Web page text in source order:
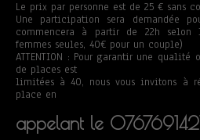
Le prix par personne est de 25 € sans
Une participation sera demandée
commencera à partir de 22h
femmes seules, 40€ pour un couple)
ATTENTION : Pour garantir une
de places est
limitées à 40, nous vous invitons à
place en
appelant le